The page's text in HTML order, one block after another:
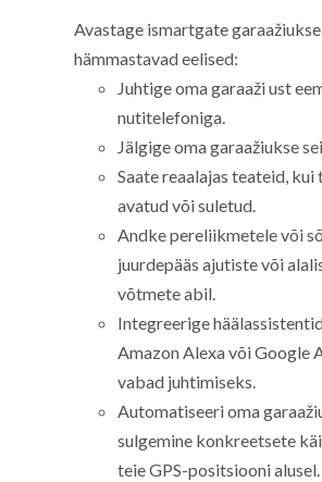
Avastage ismartgate
hämmastavad eelised:
Juhtige oma garaaži ust
nutitelefoniga.
Jälgige oma garaažiukse
Saate reaalajas teateid, kui
avatud või suletud.
Andke pereliikmetele või
juurdepääs ajutiste või
võtmete abil.
Integreerige
Amazon Alexa või Google
vabad juhtimiseks.
Automatiseeri oma
sulgemine konkreetsete
teie GPS-positsiooni alusel.